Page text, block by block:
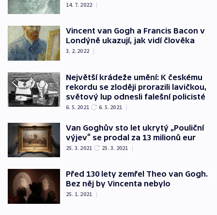
14. 7. 2022 |
Vincent van Gogh a Francis Bacon v
Londýně ukazují, jak vidí člověka
3. 2. 2022 |
Největší krádeže umění: K českému
rekordu se zloději prorazili lavičkou,
světový lup odnesli falešní policisté
6. 5. 2021 6. 5. 2021 |
Van Goghův sto let ukrytý „Pouliční
výjev“ se prodal za 13 milionů eur
25. 3. 2021 25. 3. 2021 |
Před 130 lety zemřel Theo van Gogh.
Bez něj by Vincenta nebylo
25. 1. 2021 |